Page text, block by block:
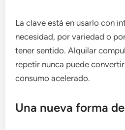
La clave está en usarlo con
necesidad, por variedad o
tener sentido. Alquilar
repetir nunca puede
consumo acelerado.
Una nueva forma